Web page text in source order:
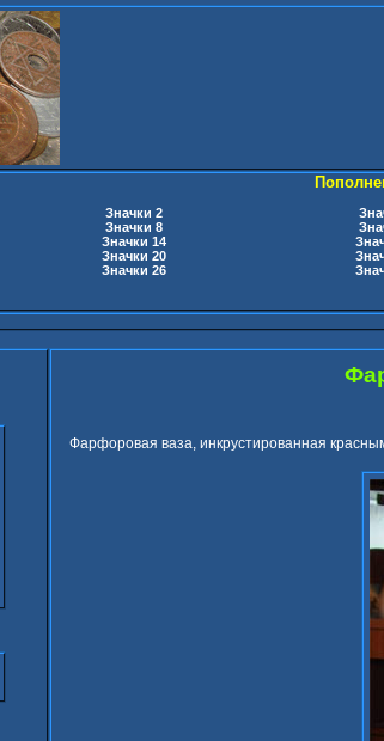
Значки 2
Значки 8
Значки 14
Значки 20
Значки 26
Фарфоровая ваза, инкрустированная